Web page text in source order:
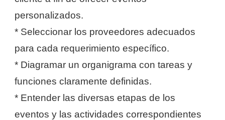
personalizados.
* Seleccionar los proveedores adecuados
para cada requerimiento específico.
* Diagramar un organigrama con tareas y
funciones claramente definidas.
* Entender las diversas etapas de los
eventos y las actividades correspondientes